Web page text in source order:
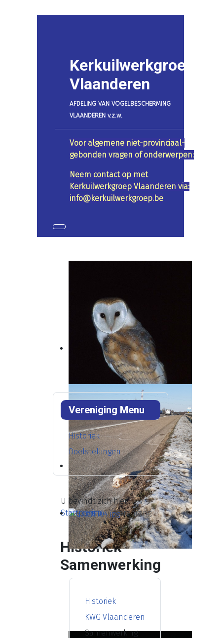
Kerkuilwerkgroep
Vlaanderen
AFDELING VAN VOGELBESCHERMING
VLAANDEREN v.z.w.
Voor algemene niet-provinciaal-
gebonden vragen of onderwerpen:
Neem contact op met
Kerkuilwerkgroep Vlaanderen via:
info@kerkuilwerkgroep.be
Vereniging Menu
Historiek
Doelstellingen
U bevindt zich hier:
Startpagina
Vereniging
Historiek -
Samenwerking
Historiek
KWG Vlaanderen
Samenwerking